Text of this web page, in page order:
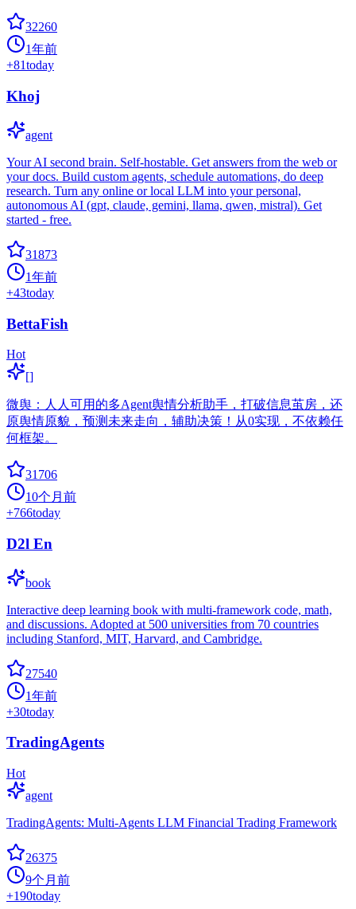
32260
1年前
+81today
Khoj
agent
Your AI second brain. Self-hostable. Get answers from the web or
your docs. Build custom agents, schedule automations, do deep
research. Turn any online or local LLM into your personal,
autonomous AI (gpt, claude, gemini, llama, qwen, mistral). Get
started - free.
31873
1年前
+43today
BettaFish
Hot
[]
微舆：人人可用的多Agent舆情分析助手，打破信息茧房，还
原舆情原貌，预测未来走向，辅助决策！从0实现，不依赖任
何框架。
31706
10个月前
+766today
D2l En
book
Interactive deep learning book with multi-framework code, math,
and discussions. Adopted at 500 universities from 70 countries
including Stanford, MIT, Harvard, and Cambridge.
27540
1年前
+30today
TradingAgents
Hot
agent
TradingAgents: Multi-Agents LLM Financial Trading Framework
26375
9个月前
+190today